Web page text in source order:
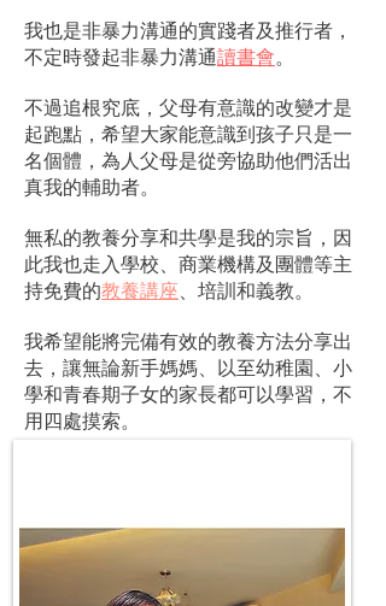
我也是非暴力溝通的實踐者及推行者，
不定時發起非暴力溝通讀書會。
不過追根究底，父母有意識的改變才是
起跑點，希望大家能意識到孩子只是一
名個體，為人父母是從旁協助他們活出
真我的輔助者。
無私的教養分享和共學是我的宗旨，因
此我也走入學校、商業機構及團體等主
持免費的教養講座、培訓和義教。
我希望能將完備有效的教養方法分享出
去，讓無論新手媽媽、以至幼稚園、小
學和青春期子女的家長都可以學習，不
用四處摸索。